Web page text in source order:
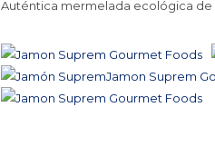
Auténtica mermelada ecológica de